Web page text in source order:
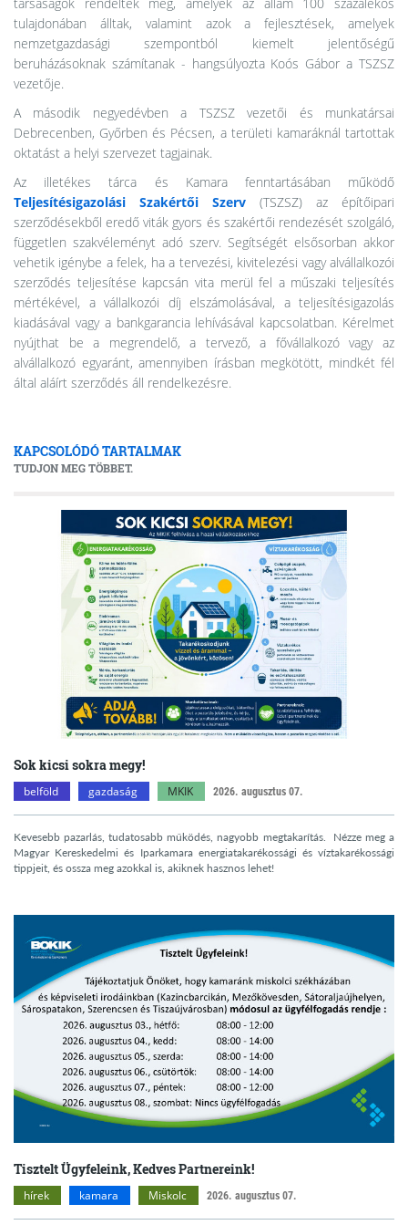
tulajdonában álltak, valamint azok a fejlesztések, amelyek
nemzetgazdasági szempontból kiemelt jelentőségű
beruházásoknak számítanak - hangsúlyozta Koós Gábor a TSZSZ
vezetője.
A második negyedévben a TSZSZ vezetői és munkatársai
Debrecenben, Győrben és Pécsen, a területi kamaráknál tartottak
oktatást a helyi szervezet tagjainak.
Az illetékes tárca és Kamara fenntartásában működő
Teljesítésigazolási Szakértői Szerv (TSZSZ) az építőipari
szerződésekből eredő viták gyors és szakértői rendezését szolgáló,
független szakvéleményt adó szerv. Segítségét elsősorban akkor
vehetik igénybe a felek, ha a tervezési, kivitelezési vagy alvállalkozói
szerződés teljesítése kapcsán vita merül fel a műszaki teljesítés
mértékével, a vállalkozói díj elszámolásával, a teljesítésigazolás
kiadásával vagy a bankgarancia lehívásával kapcsolatban. Kérelmet
nyújthat be a megrendelő, a tervező, a fővállalkozó vagy az
alvállalkozó egyaránt, amennyiben írásban megkötött, mindkét fél
által aláírt szerződés áll rendelkezésre.
KAPCSOLÓDÓ TARTALMAK
TUDJON MEG TÖBBET.
Sok kicsi sokra megy!
belföld gazdaság MKIK 2026. augusztus 07.
Kevesebb pazarlás, tudatosabb működés, nagyobb megtakarítás. Nézze meg a
Magyar Kereskedelmi és Iparkamara energiatakarékossági és víztakarékossági
tippjeit, és ossza meg azokkal is, akiknek hasznos lehet!
Tisztelt Ügyfeleink, Kedves Partnereink!
hírek kamara Miskolc 2026. augusztus 07.